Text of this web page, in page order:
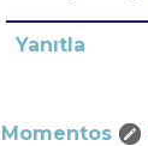
Yanıtla
Momentos